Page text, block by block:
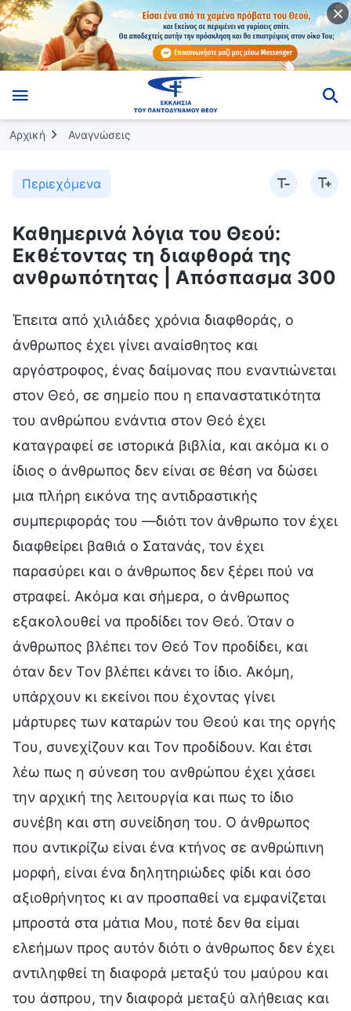
Αρχική Αναγνώσεις
Περιεχόμενα
Καθημερινά λόγια του Θεού:
Εκθέτοντας τη διαφθορά της
ανθρωπότητας | Απόσπασμα 300
Έπειτα από χιλιάδες χρόνια διαφθοράς, ο
άνθρωπος έχει γίνει αναίσθητος και
αργόστροφος, ένας δαίμονας που εναντιώνεται
στον Θεό, σε σημείο που η επαναστατικότητα
του ανθρώπου ενάντια στον Θεό έχει
καταγραφεί σε ιστορικά βιβλία, και ακόμα κι ο
ίδιος ο άνθρωπος δεν είναι σε θέση να δώσει
μια πλήρη εικόνα της αντιδραστικής
συμπεριφοράς του —διότι τον άνθρωπο τον έχει
διαφθείρει βαθιά ο Σατανάς, τον έχει
παρασύρει και ο άνθρωπος δεν ξέρει πού να
στραφεί. Ακόμα και σήμερα, ο άνθρωπος
εξακολουθεί να προδίδει τον Θεό. Όταν ο
άνθρωπος βλέπει τον Θεό Τον προδίδει, και
όταν δεν Τον βλέπει κάνει το ίδιο. Ακόμη,
υπάρχουν κι εκείνοι που έχοντας γίνει
μάρτυρες των καταρών του Θεού και της οργής
Του, συνεχίζουν και Τον προδίδουν. Και έτσι
λέω πως η σύνεση του ανθρώπου έχει χάσει
την αρχική της λειτουργία και πως το ίδιο
συνέβη και στη συνείδηση του. Ο άνθρωπος
που αντικρίζω είναι ένα κτήνος σε ανθρώπινη
μορφή, είναι ένα δηλητηριώδες φίδι και όσο
αξιοθρήνητος κι αν προσπαθεί να εμφανίζεται
μπροστά στα μάτια Μου, ποτέ δεν θα είμαι
ελεήμων προς αυτόν διότι ο άνθρωπος δεν έχει
αντιληφθεί τη διαφορά μεταξύ του μαύρου και
του άσπρου, την διαφορά μεταξύ αλήθειας και